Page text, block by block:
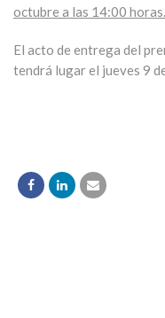
octubre a las 14:00 horas.
El acto de entrega del
tendrá lugar el jueves 9